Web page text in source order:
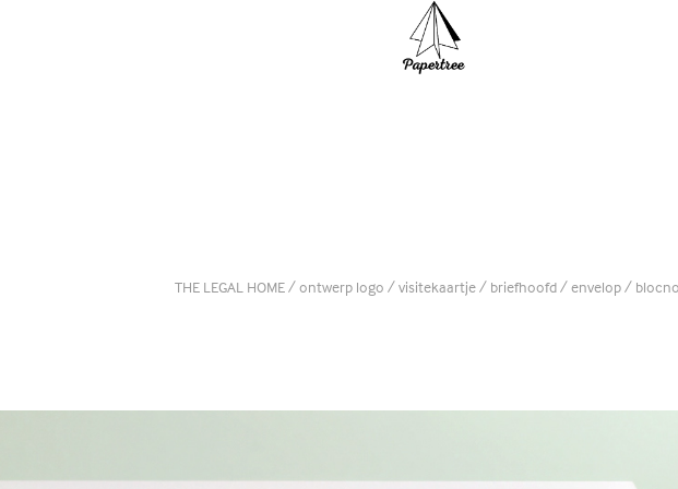
THE LEGAL HOME / ontwerp logo / visitekaartje / briefhoofd / envelop /